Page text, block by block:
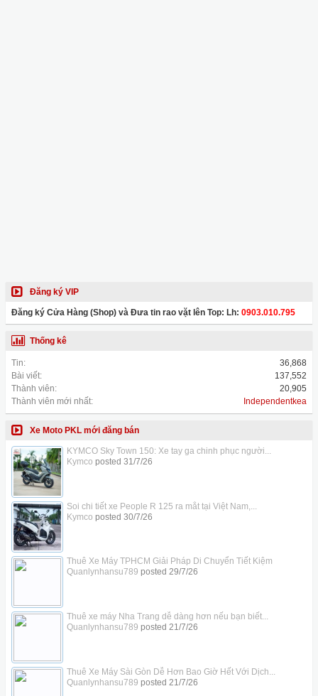
Đăng ký VIP
Đăng ký Cửa Hàng (Shop) và Đưa tin rao vặt lên Top: Lh: 0903.010.795
Thống kê
Tin:
36,868
Bài viết:
137,552
Thành viên:
20,905
Thành viên mới nhất:
Independentkea
Xe Moto PKL mới đăng bán
KYMCO Sky Town 150: Xe tay ga chinh phục người...
Kymco posted 31/7/26
Soi chi tiết xe People R 125 ra mắt tại Việt Nam,...
Kymco posted 30/7/26
Thuê Xe Máy TPHCM Giải Pháp Di Chuyển Tiết Kiệm
Quanlynhansu789 posted 29/7/26
Thuê xe máy Nha Trang dễ dàng hơn nếu bạn biết...
Quanlynhansu789 posted 21/7/26
Thuê Xe Máy Sài Gòn Dễ Hơn Bao Giờ Hết Với Dịch...
Quanlynhansu789 posted 21/7/26